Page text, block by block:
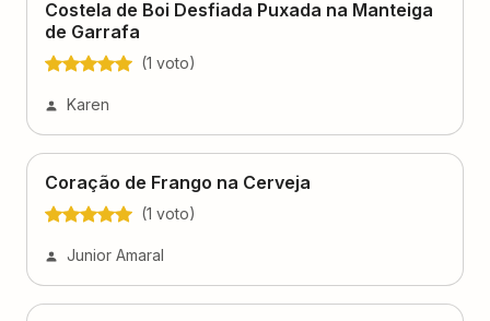
Costela de Boi Desfiada Puxada na Manteiga
de Garrafa
(1 voto)
Karen
Coração de Frango na Cerveja
(1 voto)
Junior Amaral